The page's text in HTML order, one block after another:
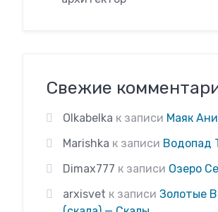
Свежие
Olkabelka к записи Маяк
Marishka к записи Водопад
Dimax777 к записи Озеро
arxisvet к записи Золотые